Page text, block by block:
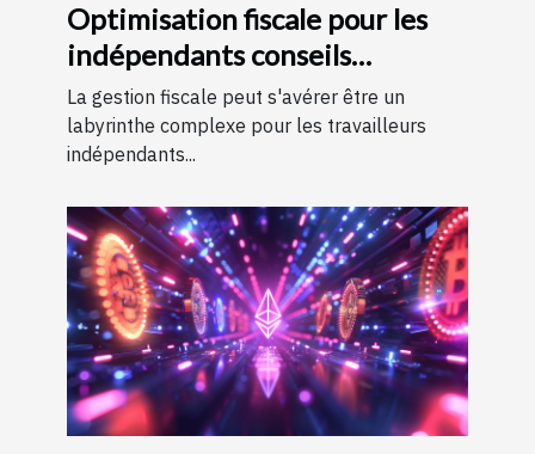
Optimisation fiscale pour les
indépendants conseils
pratiques
La gestion fiscale peut s'avérer être un
labyrinthe complexe pour les travailleurs
indépendants...